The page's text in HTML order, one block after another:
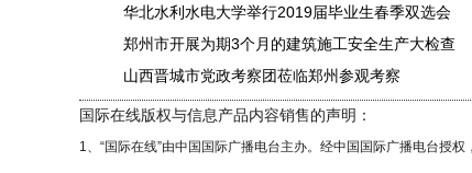
华北水利水电大学举行2019届毕业生春季双选会
郑州市开展为期3个月的建筑施工安全生产大检查
山西晋城市党政考察团莅临郑州参观考察
国际在线版权与信息产品内容销售的声明：
1、“国际在线”由中国国际广播电台主办。经中国国际广播电台授